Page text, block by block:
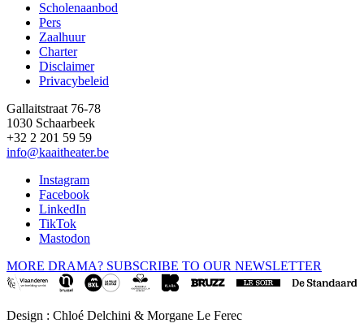
Footer
Scholenaanbod
Pers
Zaalhuur
Charter
Disclaimer
Privacybeleid
Gallaitstraat 76-78
1030 Schaarbeek
+32 2 201 59 59
info@kaaitheater.be
Instagram
Facebook
LinkedIn
TikTok
Mastodon
MORE DRAMA? SUBSCRIBE TO OUR NEWSLETTER
Design : Chloé Delchini & Morgane Le Ferec